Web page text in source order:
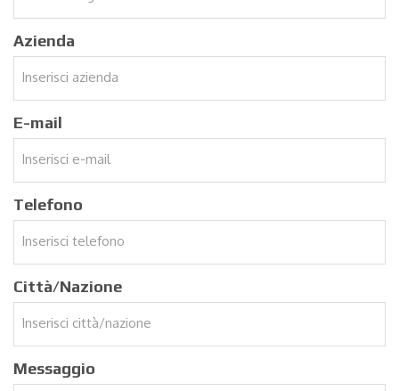
Azienda
E-mail
Telefono
Città/Nazione
Messaggio